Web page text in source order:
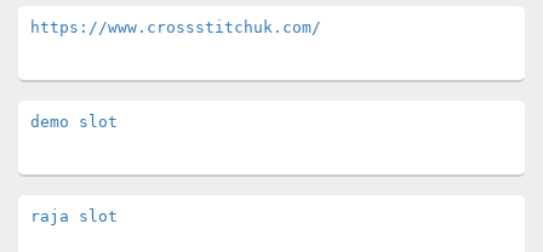
https://www.crossstitchuk.com/
demo slot
raja slot